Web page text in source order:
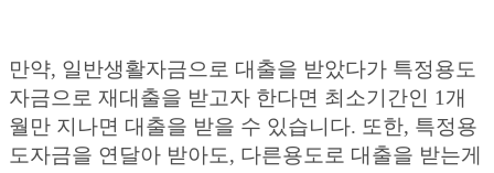
만약, 일반생활자금으로 대출을 받았다가 특정용도
자금으로 재대출을 받고자 한다면 최소기간인 1개
월만 지나면 대출을 받을 수 있습니다. 또한, 특정용
도자금을 연달아 받아도, 다른용도로 대출을 받는게